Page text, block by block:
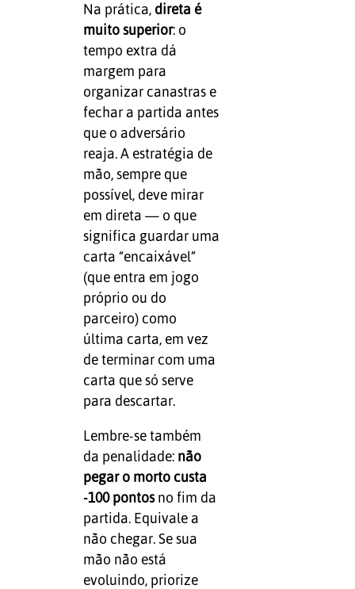
Na prática, direta é
muito superior: o
tempo extra dá
margem para
organizar canastras e
fechar a partida antes
que o adversário
reaja. A estratégia de
mão, sempre que
possível, deve mirar
em direta — o que
significa guardar uma
carta “encaixável”
(que entra em jogo
próprio ou do
parceiro) como
última carta, em vez
de terminar com uma
carta que só serve
para descartar.
Lembre-se também
da penalidade: não
pegar o morto custa
-100 pontosno fim da
partida. Equivale a
não chegar. Se sua
mão não está
evoluindo, priorize